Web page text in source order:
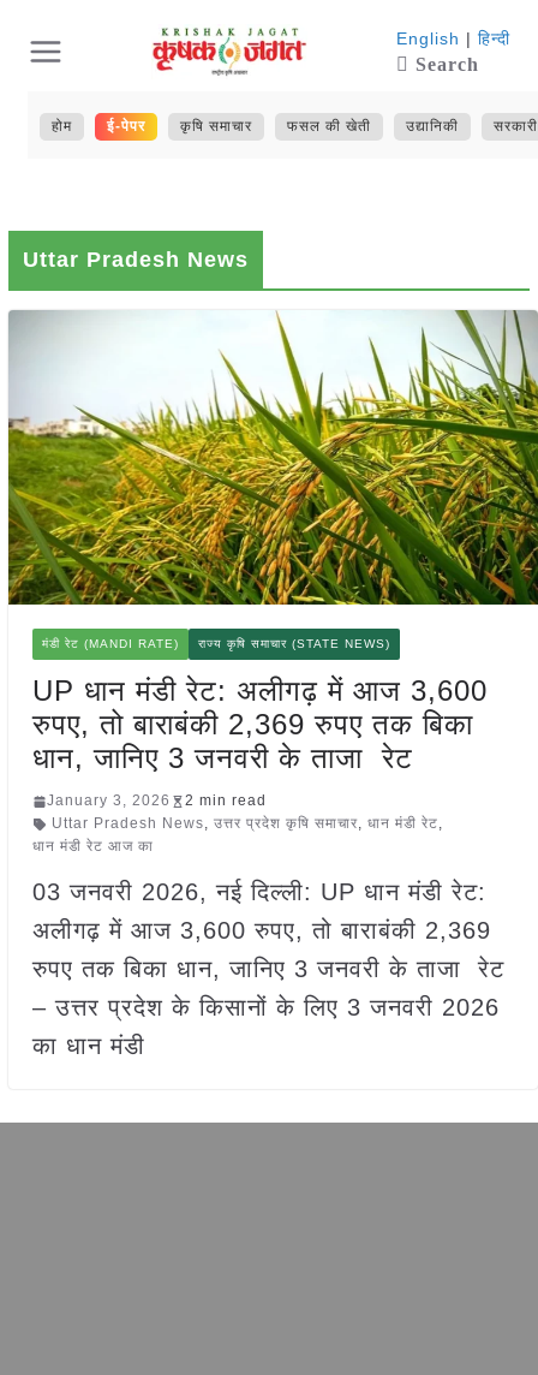
content
English | हिन्दी
Search
होम ई-पेपर कृषि समाचार फसल की खेती उद्यानिकी
Uttar Pradesh News
मंडी रेट (MANDI RATE) राज्य कृषि समाचार (STATE NEWS)
UP धान मंडी रेट: अलीगढ़ में आज 3,600
रुपए, तो बाराबंकी 2,369 रुपए तक बिका
धान, जानिए 3 जनवरी के ताजा रेट
January 3, 2026
2 min read
Uttar Pradesh News, उत्तर प्रदेश कृषि समाचार, धान मंडी रेट,
धान मंडी रेट आज का
03 जनवरी 2026, नई दिल्ली: UP धान मंडी रेट:
अलीगढ़ में आज 3,600 रुपए, तो बाराबंकी 2,369
रुपए तक बिका धान, जानिए 3 जनवरी के ताजा रेट
– उत्तर प्रदेश के किसानों के लिए 3 जनवरी 2026
का धान मंडी